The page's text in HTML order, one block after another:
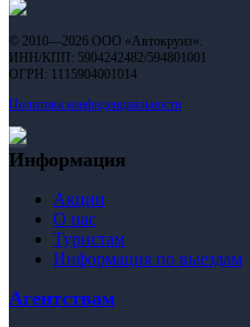
© 2010—2026 ООО «Автокруиз».
ИНН/КПП: 5904242482/594801001
ОГРН: 1115904001014
Политика конфиденциальности
Информация
Акции
О нас
Туристам
Информация по выездам
Агентствам